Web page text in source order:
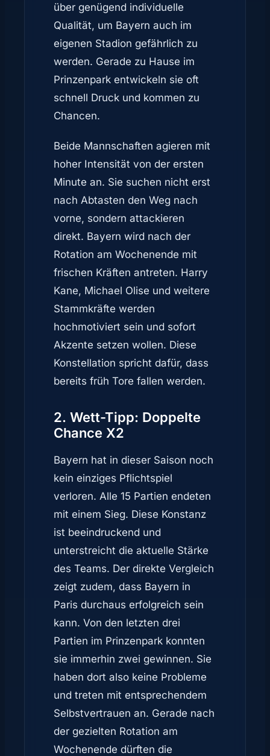
über genügend individuelle
Qualität, um Bayern auch im
eigenen Stadion gefährlich zu
werden. Gerade zu Hause im
Prinzenpark entwickeln sie oft
schnell Druck und kommen zu
Chancen.
Beide Mannschaften agieren mit
hoher Intensität von der ersten
Minute an. Sie suchen nicht erst
nach Abtasten den Weg nach
vorne, sondern attackieren
direkt. Bayern wird nach der
Rotation am Wochenende mit
frischen Kräften antreten. Harry
Kane, Michael Olise und weitere
Stammkräfte werden
hochmotiviert sein und sofort
Akzente setzen wollen. Diese
Konstellation spricht dafür, dass
bereits früh Tore fallen werden.
2. Wett-Tipp: Doppelte
Chance X2
Bayern hat in dieser Saison noch
kein einziges Pflichtspiel
verloren. Alle 15 Partien endeten
mit einem Sieg. Diese Konstanz
ist beeindruckend und
unterstreicht die aktuelle Stärke
des Teams. Der direkte Vergleich
zeigt zudem, dass Bayern in
Paris durchaus erfolgreich sein
kann. Von den letzten drei
Partien im Prinzenpark konnten
sie immerhin zwei gewinnen. Sie
haben dort also keine Probleme
und treten mit entsprechendem
Selbstvertrauen an. Gerade nach
der gezielten Rotation am
Wochenende dürften die